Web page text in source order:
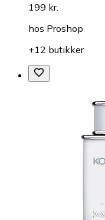
199 kr.
hos Proshop
+12 butikker